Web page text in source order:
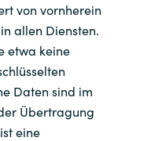
von vornherein
allen Diensten.
etwa keine
Daten sind im
Übertragung
eine